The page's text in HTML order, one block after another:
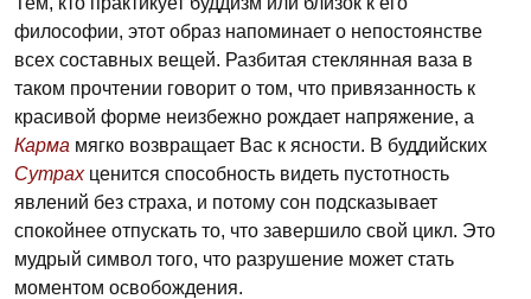
философии, этот образ напоминает о непостоянстве
всех составных вещей. Разбитая стеклянная ваза в
таком прочтении говорит о том, что привязанность к
красивой форме неизбежно рождает напряжение, а
Карма мягко возвращает Вас к ясности. В буддийских
Сутрахценится способность видеть пустотность
явлений без страха, и потому сон подсказывает
спокойнее отпускать то, что завершило свой цикл. Это
мудрый символ того, что разрушение может стать
моментом освобождения.